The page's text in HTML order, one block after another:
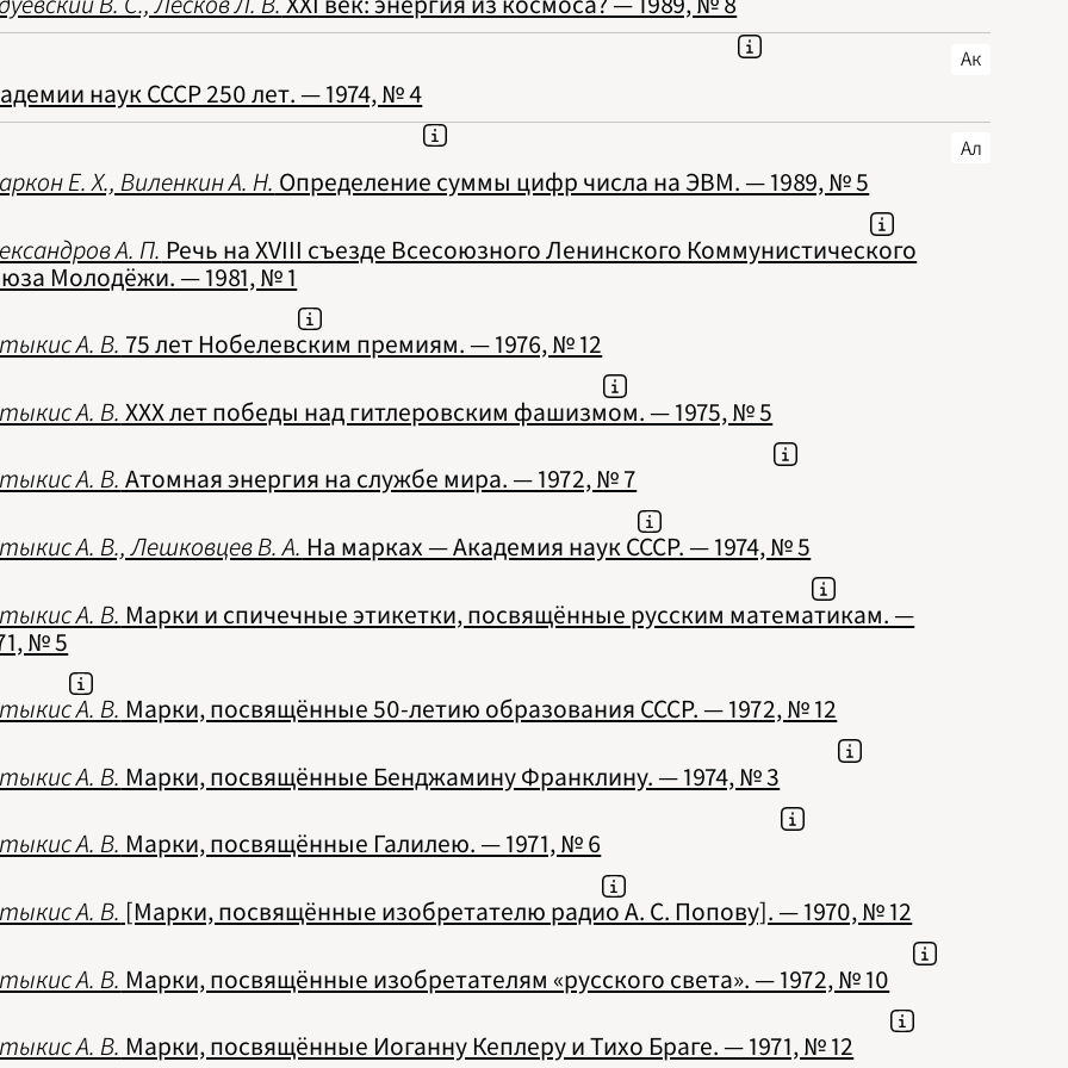
1994
1995
1998
1999
2002
2003
2005
2006
2007
2008
2010
2011
2013
2014
2017
2018
2020
2021
2024
Ак
наук СССР 250 лет. — 1974, № 4
Ал
Е. Х., Виленкин А. Н. Определение суммы цифр числа на ЭВМ. — 1989, № 5
А. П. Речь на XVIII съезде Всесоюзного Ленинского Коммунистического
Молодёжи. — 1981, № 1
А. В. 75 лет Нобелевским премиям. — 1976, № 12
А. В. XXX лет победы над гитлеровским фашизмом. — 1975, № 5
А. В. Атомная энергия на службе мира. — 1972, № 7
А. В., Лешковцев В. А. На марках — Академия наук СССР. — 1974, № 5
А. В. Марки и спичечные этикетки, посвящённые русским математикам. —
№ 5
А. В. Марки, посвящённые 50-летию образования СССР. — 1972, № 12
А. В. Марки, посвящённые Бенджамину Франклину. — 1974, № 3
А. В. Марки, посвящённые Галилею. — 1971, № 6
А. В. [Марки, посвящённые изобретателю радио А. С. Попову]. — 1970, № 12
А. В. Марки, посвящённые изобретателям «русского света». — 1972, № 10
А. В. Марки, посвящённые Иоганну Кеплеру и Тихо Браге. — 1971, № 12